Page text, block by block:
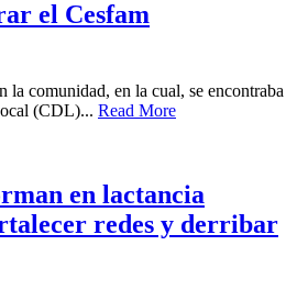
el Cesfam
la comunidad, en la cual, se encontraba
(CDL)... Read More
en lactancia
redes y derribar